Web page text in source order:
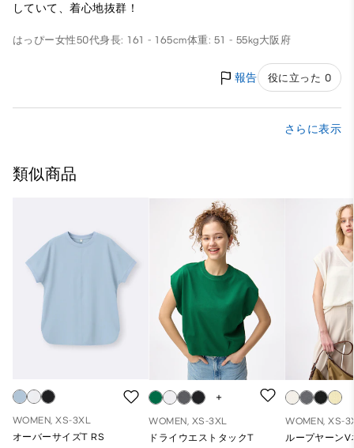
していて、着心地抜群！
はっぴー女性50代身長: 161 - 165cm体重: 51 - 55kg大阪府
報告 役に立った 0
さらに表示
類似商品
WOMEN, XS-3XL
オーバーサイズT RS
WOMEN, XS-3XL
ドライウエストタックT
WOMEN, XS-
ループヤーン